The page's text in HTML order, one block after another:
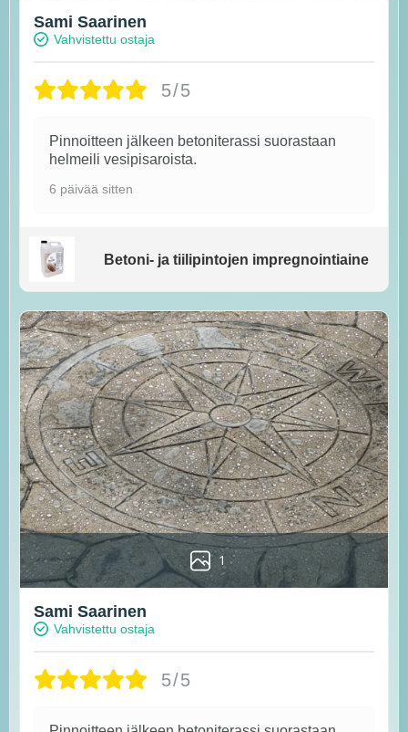
Sami Saarinen
Vahvistettu ostaja
5/5
Pinnoitteen jälkeen betoniterassi suorastaan
helmeili vesipisaroista.
6 päivää sitten
Betoni- ja tiilipintojen impregnointiaine
1
Sami Saarinen
Vahvistettu ostaja
5/5